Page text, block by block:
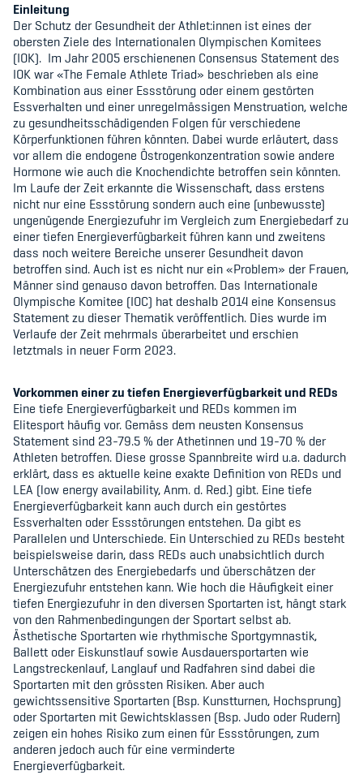
Krankenversicherung
Schwangerschaft & Sport
Spitzensport & Studium
Organisation
Team
Offene Stellen
Mitgliedervereine
Sponsoren und Partner
Netzwerk
Einleitung
Der Schutz der Gesundheit der Athlet:innen ist eines der
obersten Ziele des Internationalen Olympischen Komitees
(IOK). Im Jahr 2005 erschienenen Consensus Statement des
IOK war «The Female Athlete Triad» beschrieben als eine
Kombination aus einer Essstörung oder einem gestörten
Essverhalten und einer unregelmässigen Menstruation, welche
zu gesundheitsschädigenden Folgen für verschiedene
Körperfunktionen führen könnten. Dabei wurde erläutert, dass
vor allem die endogene Östrogenkonzentration sowie andere
Hormone wie auch die Knochendichte betroffen sein könnten.
Im Laufe der Zeit erkannte die Wissenschaft, dass erstens
nicht nur eine Essstörung sondern auch eine (unbewusste)
ungenügende Energiezufuhr im Vergleich zum Energiebedarf zu
einer tiefen Energieverfügbarkeit führen kann und zweitens
dass noch weitere Bereiche unserer Gesundheit davon
betroffen sind. Auch ist es nicht nur ein «Problem» der Frauen,
Männer sind genauso davon betroffen. Das Internationale
Olympische Komitee (IOC) hat deshalb 2014 eine Konsensus
Statement zu dieser Thematik veröffentlich. Dies wurde im
Verlaufe der Zeit mehrmals überarbeitet und erschien
letztmals in neuer Form 2023.
Vorkommen einer zu tiefen Energieverfügbarkeit und REDs
Eine tiefe Energieverfügbarkeit und REDs kommen im
Elitesport häufig vor. Gemäss dem neusten Konsensus
Statement sind 23-79.5 % der Athetinnen und 19-70 % der
Athleten betroffen. Diese grosse Spannbreite wird u.a. dadurch
erklärt, dass es aktuelle keine exakte Definition von REDs und
LEA (low energy availability, Anm. d. Red.) gibt. Eine tiefe
Energieverfügbarkeit kann auch durch ein gestörtes
Essverhalten oder Essstörungen entstehen. Da gibt es
Parallelen und Unterschiede. Ein Unterschied zu REDs besteht
beispielsweise darin, dass REDs auch unabsichtlich durch
Unterschätzen des Energiebedarfs und überschätzen der
Energiezufuhr entstehen kann. Wie hoch die Häufigkeit einer
tiefen Energiezufuhr in den diversen Sportarten ist, hängt stark
von den Rahmenbedingungen der Sportart selbst ab.
Ästhetische Sportarten wie rhythmische Sportgymnastik,
Ballett oder Eiskunstlauf sowie Ausdauersportarten wie
Langstreckenlauf, Langlauf und Radfahren sind dabei die
Sportarten mit den grössten Risiken. Aber auch
gewichtssensitive Sportarten (Bsp. Kunstturnen, Hochsprung)
oder Sportarten mit Gewichtsklassen (Bsp. Judo oder Rudern)
zeigen ein hohes Risiko zum einen für Essstörungen, zum
anderen jedoch auch für eine verminderte
Energieverfügbarkeit.